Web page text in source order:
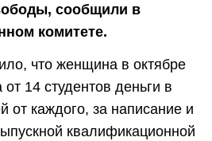
сообщили в
комитете.
что женщина в октябре
14 студентов деньги в
от каждого, за написание и
квалификационной